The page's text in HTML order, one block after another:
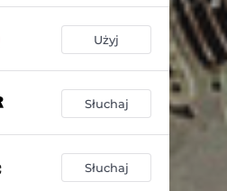
Użyj
Słuchaj
Słuchaj